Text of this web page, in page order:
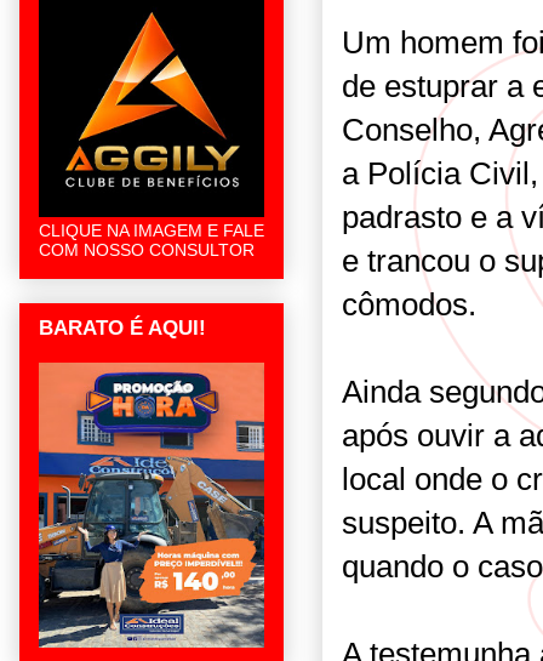
Um homem
de estuprar a
Conselho,
a Polícia
padrasto e a
e trancou o
cômodos.
Ainda
após ouvir a
local onde o
suspeito. A
quando o
A testemunha
CLIQUE NA IMAGEM E FALE
COM NOSSO CONSULTOR
BARATO É AQUI!